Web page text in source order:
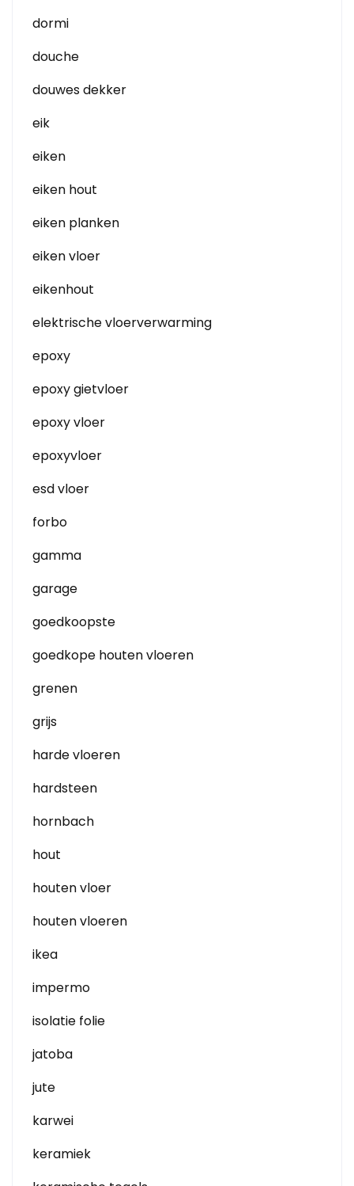
dormi
douche
douwes dekker
eik
eiken
eiken hout
eiken planken
eiken vloer
eikenhout
elektrische vloerverwarming
epoxy
epoxy gietvloer
epoxy vloer
epoxyvloer
esd vloer
forbo
gamma
garage
goedkoopste
goedkope houten vloeren
grenen
grijs
harde vloeren
hardsteen
hornbach
hout
houten vloer
houten vloeren
ikea
impermo
isolatie folie
jatoba
jute
karwei
keramiek